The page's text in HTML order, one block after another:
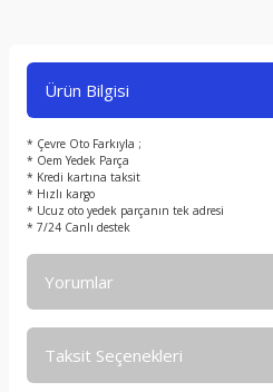
Ürün Bilgisi
* Çevre Oto Farkıyla ;
* Oem Yedek Parça
* Kredi kartına taksit
* Hızlı kargo
* Ucuz oto yedek parçanın tek adresi
* 7/24 Canlı destek
Yorumlar
Taksit Seçenekleri